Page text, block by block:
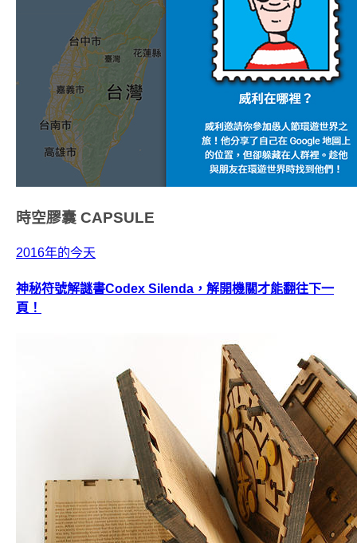
時空膠囊 CAPSULE
2016年的今天
神秘符號解謎書Codex Silenda，解開機關才能翻往下一
頁！